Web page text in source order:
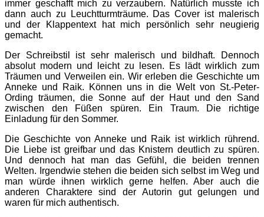
immer geschafft mich zu verzaubern. Natürlich musste ich
dann auch zu Leuchtturmträume. Das Cover ist malerisch
und der Klappentext hat mich persönlich sehr neugierig
gemacht.
Der Schreibstil ist sehr malerisch und bildhaft. Dennoch
absolut modern und leicht zu lesen. Es lädt wirklich zum
Träumen und Verweilen ein. Wir erleben die Geschichte um
Anneke und Raik. Können uns in die Welt von St.-Peter-
Ording träumen, die Sonne auf der Haut und den Sand
zwischen den Füßen spüren. Ein Traum. Die richtige
Einladung für den Sommer.
Die Geschichte von Anneke und Raik ist wirklich rührend.
Die Liebe ist greifbar und das Knistern deutlich zu spüren.
Und dennoch hat man das Gefühl, die beiden trennen
Welten. Irgendwie stehen die beiden sich selbst im Weg und
man würde ihnen wirklich gerne helfen. Aber auch die
anderen Charaktere sind der Autorin gut gelungen und
waren für mich authentisch.